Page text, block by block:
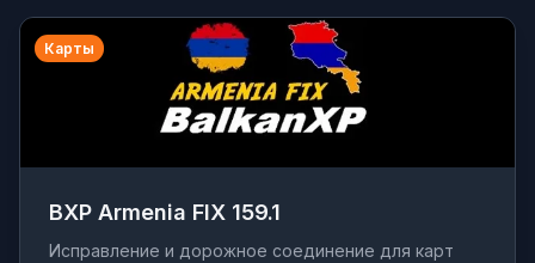
Карты
BXP Armenia FIX 159.1
Исправление и дорожное соединение для карт